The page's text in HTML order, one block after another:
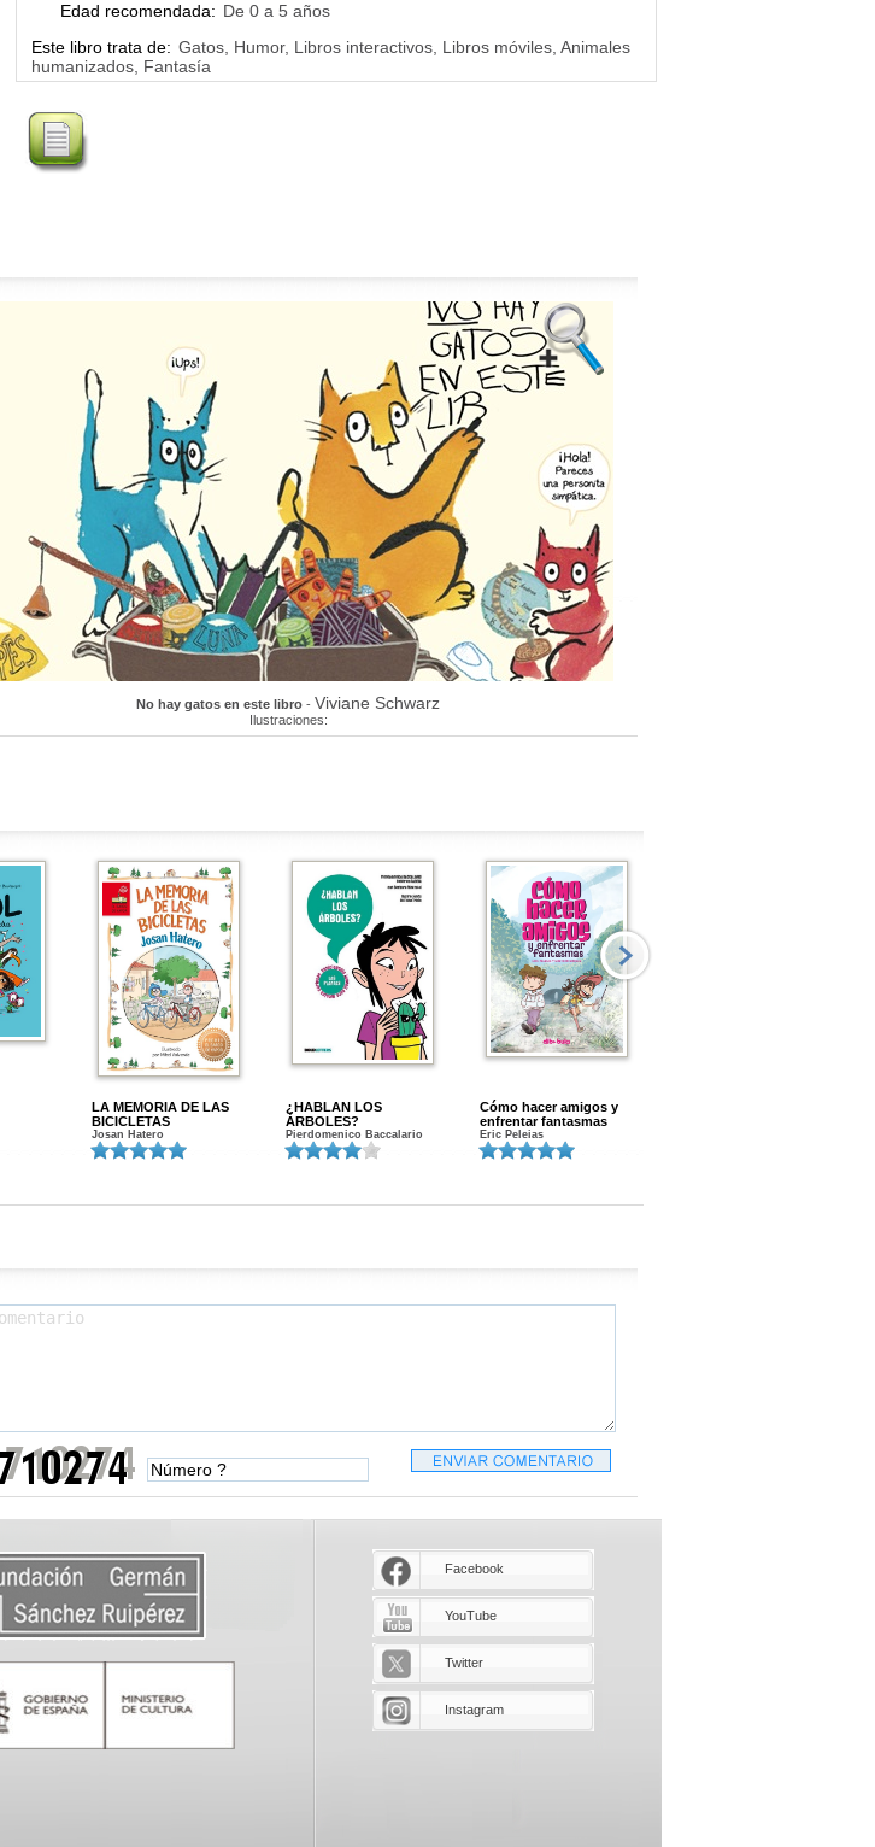
Edad recomendada: De 0 a 5 años
Este libro trata de: Gatos, Humor, Libros interactivos, Libros móviles, Animales
humanizados, Fantasía
No hay gatos en este libro - Viviane Schwarz
Ilustraciones:
LA MEMORIA DE LAS
BICICLETAS
Josan Hatero
¿HABLAN LOS
ÁRBOLES?
Pierdomenico Baccalario
Cómo hacer amigos y
enfrentar fantasmas
Eric Peleias
Facebook
YouTube
Twitter
Instagram